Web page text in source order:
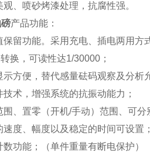
、喷砂烤漆处理，抗腐性强。
产品功能 ：
保留功能。采用充电、插电两用方
换，可读性达1/30000；
示方便，替代感量砝码观察及分析
术，增强系统的抗振动能力；
围、置零（开机/手动）范围、可分
速度、幅度以及稳定的时间可设置；
数功能；（单件重量有断电保护）